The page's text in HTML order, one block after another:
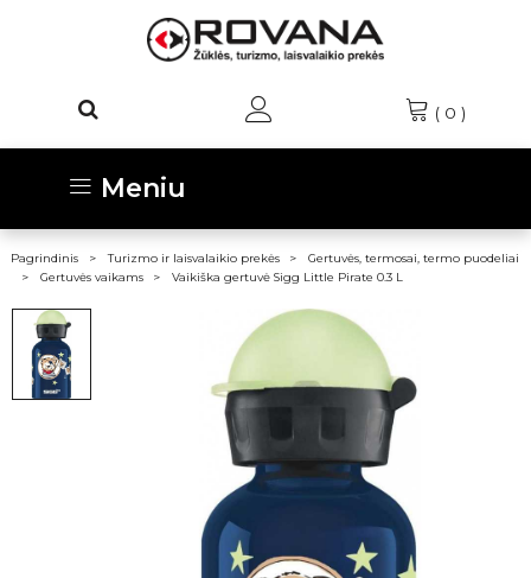
( 0 )
Meniu
Pagrindinis Turizmo ir laisvalaikio prekės
Gertuvės, termosai, termo puodeliai
Gertuvės vaikams
Vaikiška gertuvė Sigg Little Pirate 0.3 L